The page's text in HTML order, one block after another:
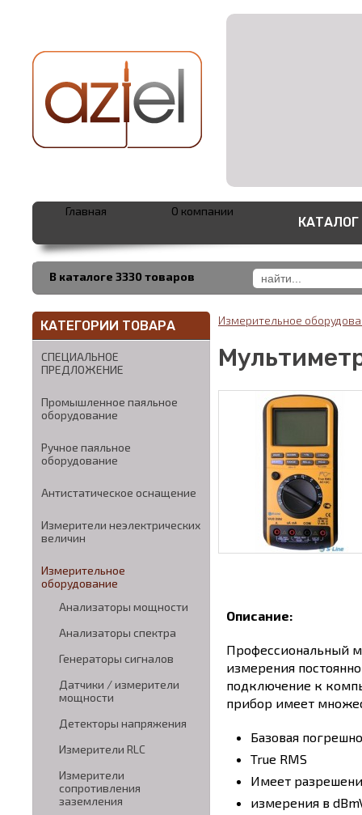
В каталоге 3330 товаров
Главная О компании
КАТАЛОГ
КАТЕГОРИИ ТОВАРА
СПЕЦИАЛЬНОЕ
ПРЕДЛОЖЕНИЕ
Промышленное паяльное
оборудование
Ручное паяльное
оборудование
Антистатическое оснащение
Измерители неэлектрических
величин
Измерительное
оборудование
Анализаторы мощности
Анализаторы спектра
Генераторы сигналов
Датчики / измерители
мощности
Детекторы напряжения
Измерители RLC
Измерители
сопротивления
заземления
Измерительное
Описание:
Профессиональный
измерения
подключение к
прибор имеет
Базовая
True RMS
Имеет
измерения в